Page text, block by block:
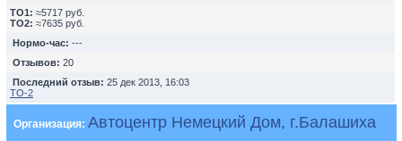
TO1: ≈5717 руб.
TO2: ≈7635 руб.
Нормо-час: ---
Отзывов: 20
Последний отзыв: 25 дек 2013, 16:03
ТО-2
Организация: Автоцентр Немецкий Дом, г.Балашиха